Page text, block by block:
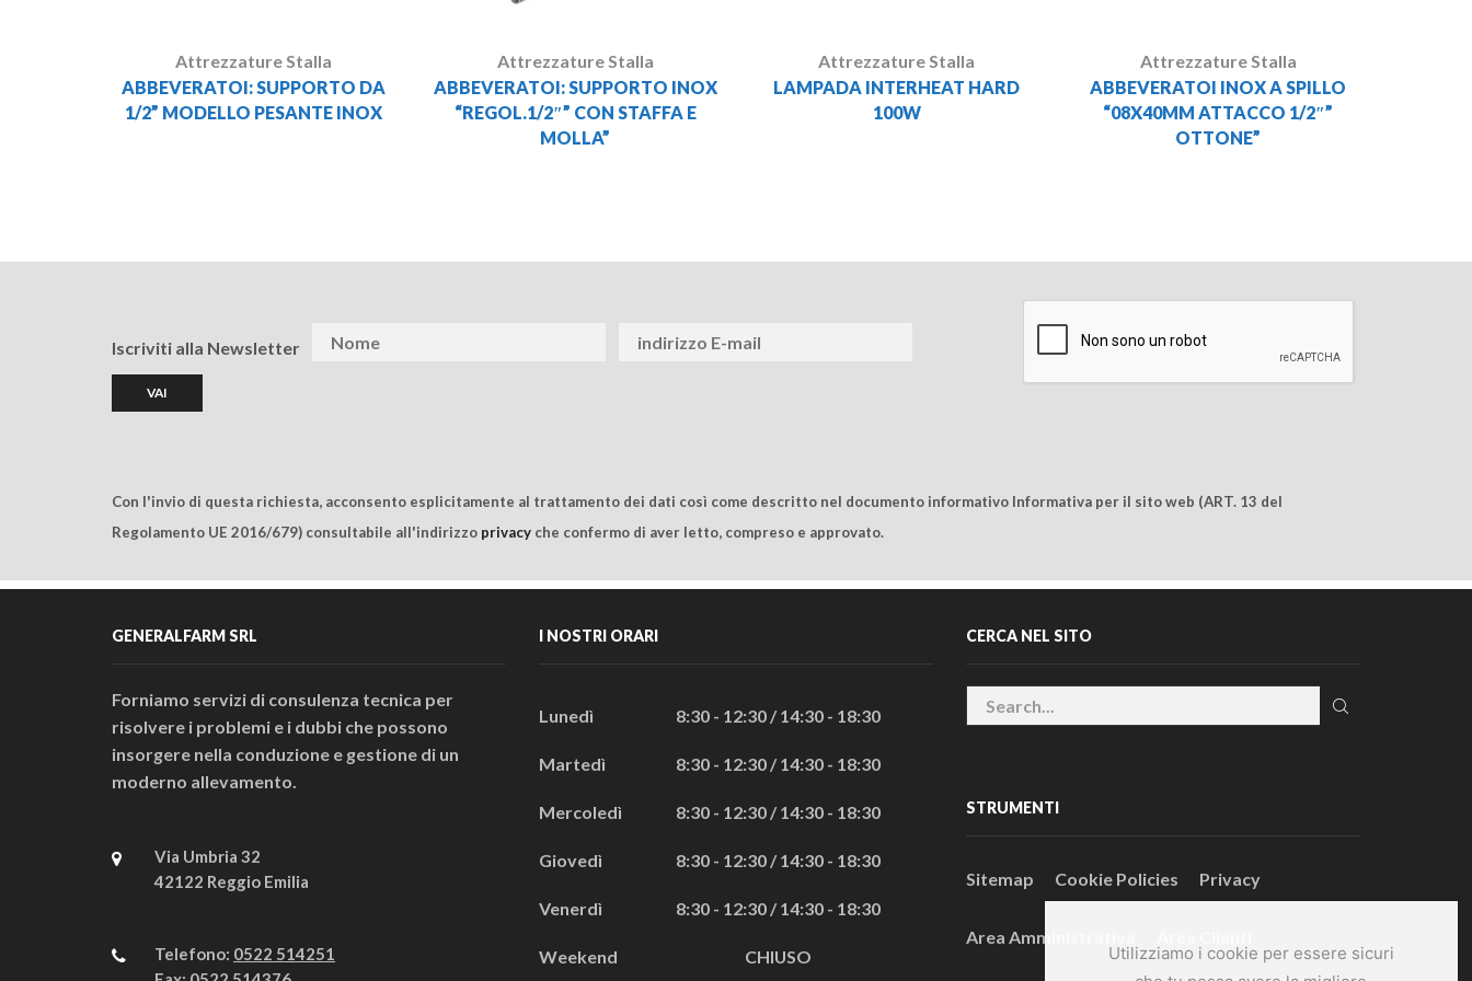
Utilizziamo i cookie per essere sicuri
Attrezzature Stalla
ABBEVERATOI: SUPPORTO DA
1/2” MODELLO PESANTE INOX
Attrezzature Stalla
ABBEVERATOI: SUPPORTO INOX
“REGOL.1/2″” CON STAFFA E
MOLLA”
Attrezzature Stalla
LAMPADA INTERHEAT HARD
100W
Attrezzature Stalla
ABBEVERATOI INOX A SPILLO
“08X40MM ATTACCO 1/2″”
OTTONE”
Iscriviti alla Newsletter
Con l'invio di questa richiesta, acconsento esplicitamente al trattamento dei dati così come descritto nel documento informativo Informativa per il sito web (ART. 13 del
Regolamento UE 2016/679) consultabile all'indirizzo privacy che confermo di aver letto, compreso e approvato.
GENERALFARM SRL
Forniamo servizi di consulenza tecnica per
risolvere i problemi e i dubbi che possono
insorgere nella conduzione e gestione di un
moderno allevamento.
Via Umbria 32
42122 Reggio Emilia
Telefono: 0522 514251
I NOSTRI ORARI
Lunedì 8:30 - 12:30 / 14:30 - 18:30
Martedì 8:30 - 12:30 / 14:30 - 18:30
Mercoledì 8:30 - 12:30 / 14:30 - 18:30
Giovedì 8:30 - 12:30 / 14:30 - 18:30
Venerdì 8:30 - 12:30 / 14:30 - 18:30
Weekend CHIUSO
CERCA NEL SITO
STRUMENTI
Sitemap Cookie Policies Privacy
Area Amministrativa